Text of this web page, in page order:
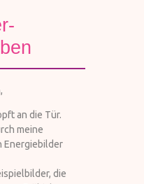
an die Tür.
meine
Energiebilder
die